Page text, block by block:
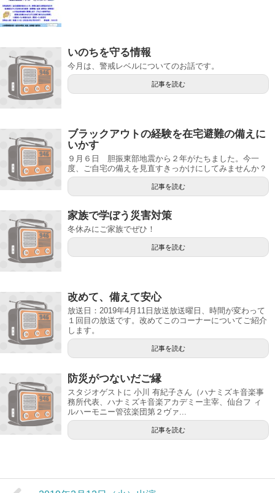
いのちを守る情報
今月は、警戒レベルについてのお話です。
記事を読む
ブラックアウトの経験を在宅避難の備えに
いかす
９月６日 胆振東部地震から２年がたちました。今一
度、ご自宅の備えを見直すきっかけにしてみませんか？
記事を読む
家族で学ぼう災害対策
冬休みにご家族でぜひ！
記事を読む
改めて、備えて安心
放送日：2019年4月11日放送放送曜日、時間が変わって
１回目の放送です。改めてこのコーナーについてご紹介
します。
記事を読む
防災がつないだご縁
スタジオゲストに 小川 有紀子さん（ハナミズキ音楽事
務所代表、ハナミズキ音楽アカデミー主宰、仙台フ ィ
ルハーモニー管弦楽団第２ヴァ...
記事を読む